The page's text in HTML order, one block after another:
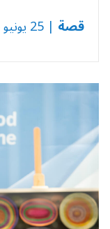
قصة | 25 يونيو 2026